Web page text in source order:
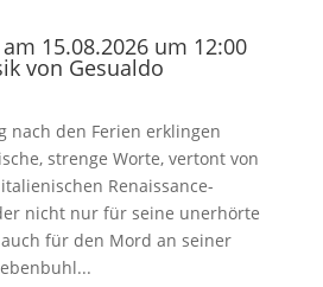
15.08.2026 um 12:00
von Gesualdo
nach den Ferien erklingen
strenge Worte, vertont von
Renaissance-
nicht nur für seine unerhörte
für den Mord an seiner